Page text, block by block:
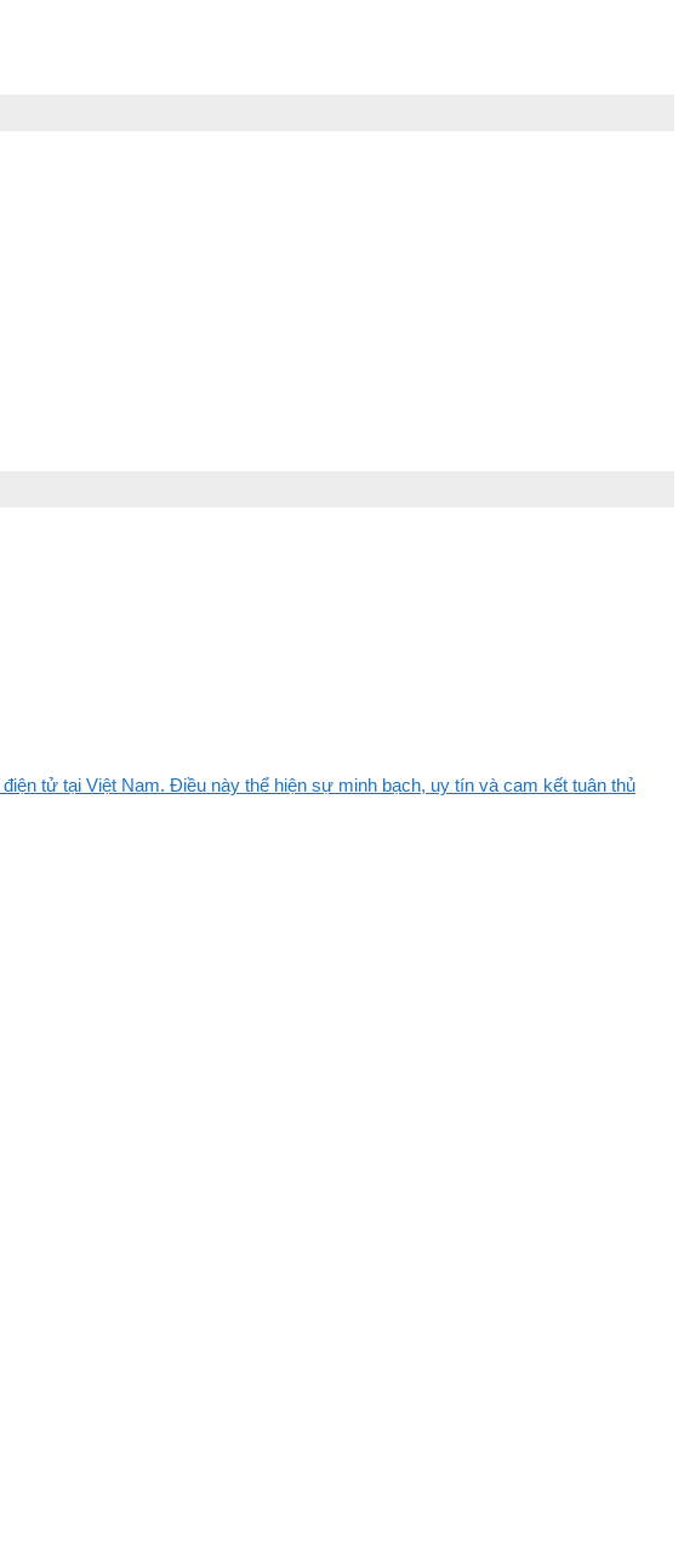
tử tại Việt Nam. Điều này thể hiện sự minh bạch, uy tín và cam kết tuân thủ